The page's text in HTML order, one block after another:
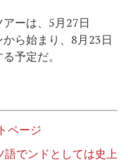
ーは、5月27日
から始まり、8月23日
予定だ。
ページ
でンドとしては史上